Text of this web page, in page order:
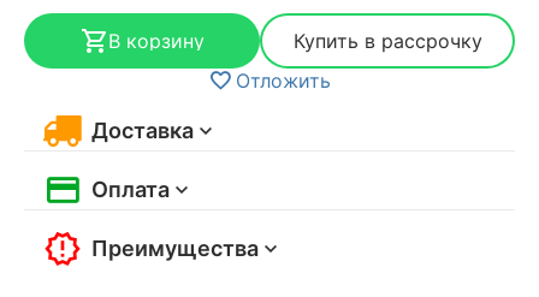
В корзину
Купить в рассрочку
Отложить
Доставка
Оплата
Преимущества